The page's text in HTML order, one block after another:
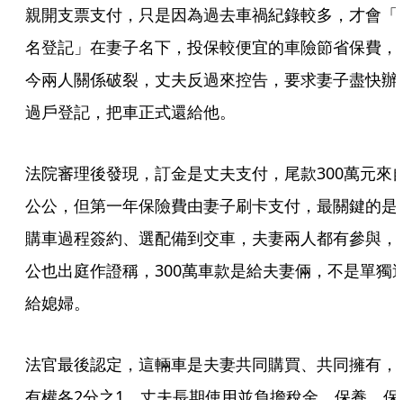
親開支票支付，只是因為過去車禍紀錄較多，才會「
名登記」在妻子名下，投保較便宜的車險節省保費，
今兩人關係破裂，丈夫反過來控告，要求妻子盡快辦
過戶登記，把車正式還給他。
法院審理後發現，訂金是丈夫支付，尾款300萬元來
公公，但第一年保險費由妻子刷卡支付，最關鍵的是
購車過程簽約、選配備到交車，夫妻兩人都有參與，
公也出庭作證稱，300萬車款是給夫妻倆，不是單獨
給媳婦。
法官最後認定，這輛車是夫妻共同購買、共同擁有，